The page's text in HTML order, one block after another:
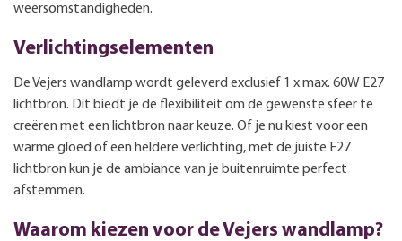
weersomstandigheden.
Verlichtingselementen
De Vejers wandlamp wordt geleverd exclusief 1 x max. 60W E27
lichtbron. Dit biedt je de flexibiliteit om de gewenste sfeer te
creëren met een lichtbron naar keuze. Of je nu kiest voor een
warme gloed of een heldere verlichting, met de juiste E27
lichtbron kun je de ambiance van je buitenruimte perfect
afstemmen.
Waarom kiezen voor de Vejers wandlamp?